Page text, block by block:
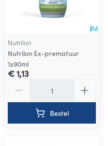
Nutrilon
Nutrilon Ex-prematuur
1x90ml
€ 1,13
Bestel